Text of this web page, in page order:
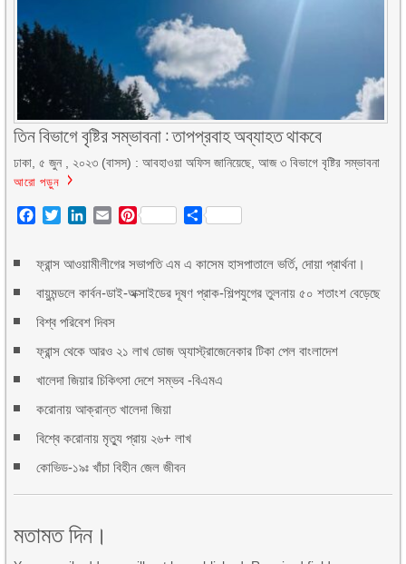
তিন বিভাগে বৃষ্টির সম্ভাবনা : তাপপ্রবাহ অব্যাহত থাকবে
ঢাকা, ৫ জুন , ২০২৩ (বাসস) : আবহাওয়া অফিস জানিয়েছে, আজ ৩ বিভাগে বৃষ্টির সম্ভাবনা
আরো পড়ুন
Facebook
TwitterLinkedIn
EmailPinterest Share
ফ্রান্স আওয়ামীলীগের সভাপতি এম এ কাসেম হাসপাতালে ভর্তি, দোয়া প্রার্থনা।
বায়ুমন্ডলে কার্বন-ডাই-অক্সাইডের দূষণ প্রাক-শিল্পযুগের তুলনায় ৫০ শতাংশ বেড়েছে
বিশ্ব পরিবেশ দিবস
ফ্রান্স থেকে আরও ২১ লাখ ডোজ অ্যাস্ট্রাজেনেকার টিকা পেল বাংলাদেশ
খালেদা জিয়ার চিকিৎসা দেশে সম্ভব -বিএমএ
করোনায় আক্রান্ত খালেদা জিয়া
বিশ্বে করোনায় মৃত্যু প্রায় ২৬+ লাখ
কোভিড-১৯ঃ খাঁচা বিহীন জেল জীবন
মতামত দিন।